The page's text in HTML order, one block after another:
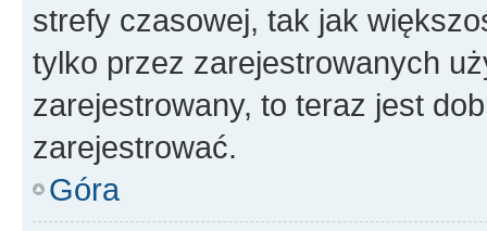
strefy czasowej, tak jak
tylko przez zarejestrowanych
zarejestrowany, to teraz jest
zarejestrować.
Góra